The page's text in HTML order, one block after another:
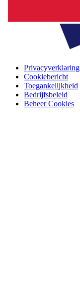
Privacyverklaring
Cookiebericht
Toegankelijkheid
Bedrijfsbeleid
Beheer Cookies